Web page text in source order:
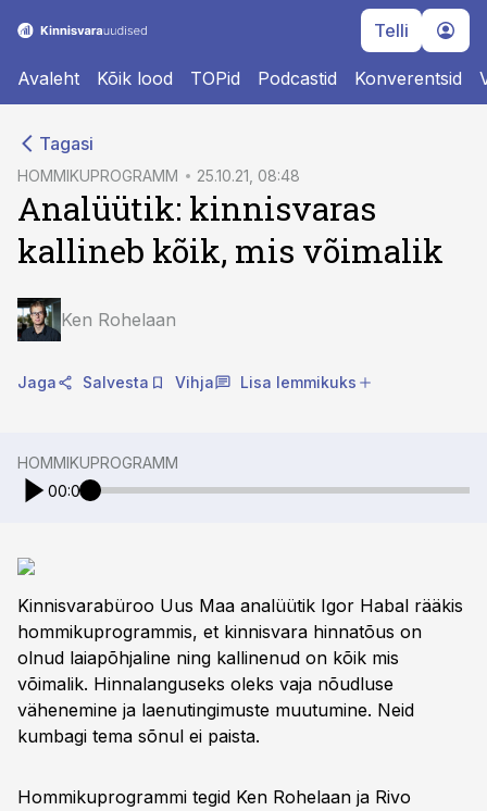
Telli
Avaleht Kõik lood TOPid Podcastid Konverentsid
Tagasi
HOMMIKUPROGRAMM 25.10.21, 08:48
Analüütik: kinnisvaras
kallineb kõik, mis võimalik
Ken Rohelaan
Jaga Salvesta Vihja Lisa lemmikuks
HOMMIKUPROGRAMM
00:00
Kinnisvarabüroo Uus Maa analüütik Igor Habal rääkis
hommikuprogrammis, et kinnisvara hinnatõus on
olnud laiapõhjaline ning kallinenud on kõik mis
võimalik. Hinnalanguseks oleks vaja nõudluse
vähenemine ja laenutingimuste muutumine. Neid
kumbagi tema sõnul ei paista.
Hommikuprogrammi tegid Ken Rohelaan ja Rivo